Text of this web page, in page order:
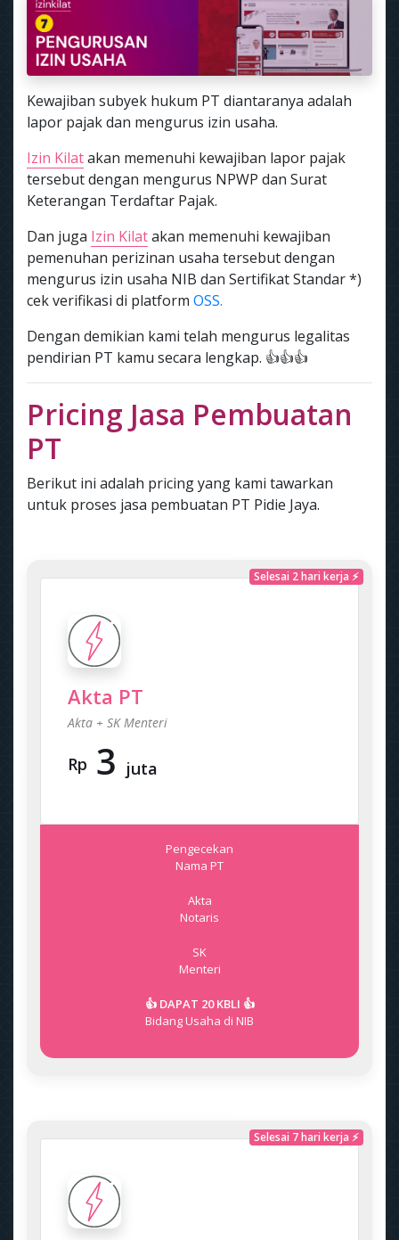
Kewajiban subyek hukum PT diantaranya adalah
lapor pajak dan mengurus izin usaha.
Izin Kilatakan memenuhi kewajiban lapor pajak
tersebut dengan mengurus NPWP dan Surat
Keterangan Terdaftar Pajak.
Dan juga Izin Kilatakan memenuhi kewajiban
pemenuhan perizinan usaha tersebut dengan
mengurus izin usaha NIB dan Sertifikat Standar *)
cek verifikasi di platform OSS.
Dengan demikian kami telah mengurus legalitas
pendirian PT kamu secara lengkap. 👍👍👍
Pricing Jasa Pembuatan
PT
Berikut ini adalah pricing yang kami tawarkan
untuk proses jasa pembuatan PT Pidie Jaya.
Selesai 2 hari kerja ⚡
Akta PT
Akta + SK Menteri
Rp 3 juta
Pengecekan
Nama PT
Akta
Notaris
SK
Menteri
👍 DAPAT 20 KBLI 👍
Bidang Usaha di NIB
Selesai 7 hari kerja ⚡